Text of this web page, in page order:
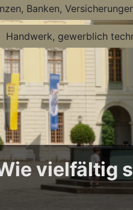
Banken,
Handwerk, gewerblich
vielfältig